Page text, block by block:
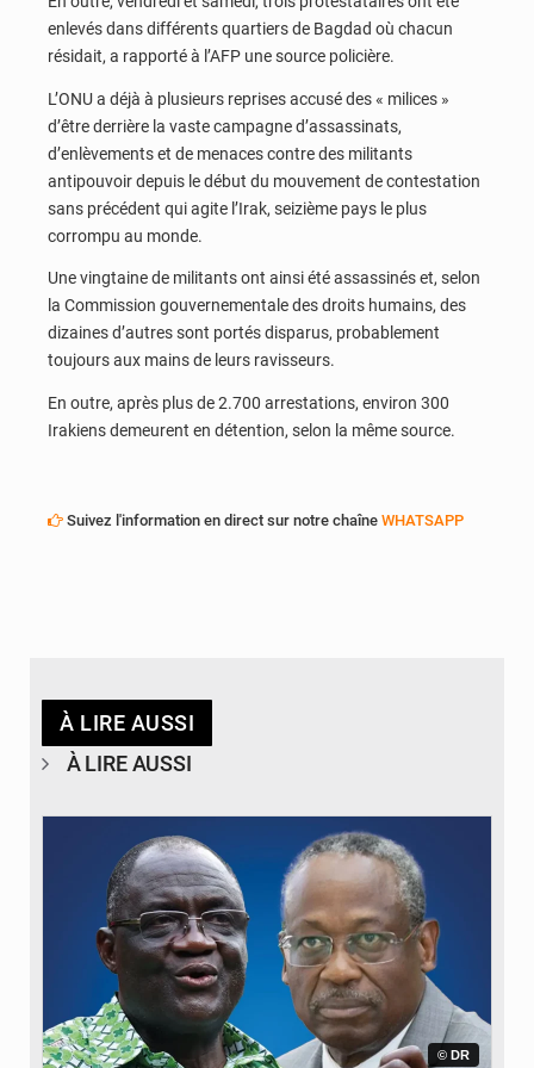
enlevés dans différents quartiers de Bagdad où chacun
résidait, a rapporté à l’AFP une source policière.
L’ONU a déjà à plusieurs reprises accusé des « milices »
d’être derrière la vaste campagne d’assassinats,
d’enlèvements et de menaces contre des militants
antipouvoir depuis le début du mouvement de contestation
sans précédent qui agite l’Irak, seizième pays le plus
corrompu au monde.
Une vingtaine de militants ont ainsi été assassinés et, selon
la Commission gouvernementale des droits humains, des
dizaines d’autres sont portés disparus, probablement
toujours aux mains de leurs ravisseurs.
En outre, après plus de 2.700 arrestations, environ 300
Irakiens demeurent en détention, selon la même source.
Suivez l'information en direct sur notre chaîne WHATSAPP
À LIRE AUSSI
À LIRE AUSSI
© DR